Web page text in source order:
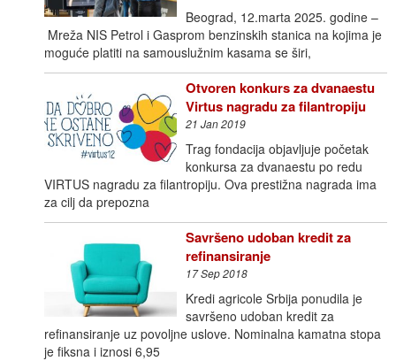
Beograd, 12.marta 2025. godine –
Mreža NIS Petrol i Gasprom benzinskih stanica na kojima je
moguće platiti na samouslužnim kasama se širi,
Otvoren konkurs za dvanaestu
Virtus nagradu za filantropiju
21 Jan 2019
Trag fondacija objavljuje početak
konkursa za dvanaestu po redu
VIRTUS nagradu za filantropiju. Ova prestižna nagrada ima
za cilj da prepozna
Savršeno udoban kredit za
refinansiranje
17 Sep 2018
Kredi agricole Srbija ponudila je
savršeno udoban kredit za
refinansiranje uz povoljne uslove. Nominalna kamatna stopa
je fiksna i iznosi 6,95